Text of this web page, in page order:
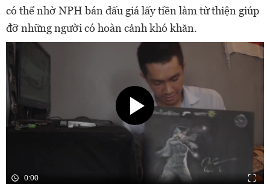
có thể nhờ NPH bán đấu giá lấy tiền làm từ thiện giúp
đỡ những người có hoàn cảnh khó khăn.
0:00